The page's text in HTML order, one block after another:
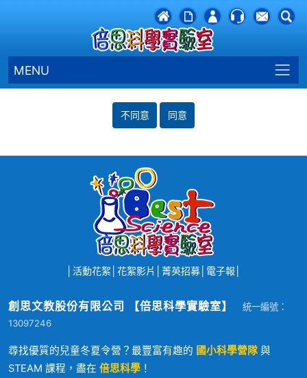
MENU
不同意 同意
活動花絮 花絮影片 菁英招募│ 電子報
創思文教股份有限公司 【倍思科學實驗室】
統一編號：
13097246
尋找優質的兒童冬夏令營？最豐富有趣的 國小科學營隊 與
STEAM 課程，盡在 倍思科學 ！